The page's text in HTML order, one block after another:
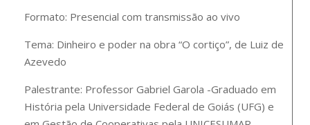
Formato: Presencial com transmissão ao vivo
Tema: Dinheiro e poder na obra “O cortiço”, de Luiz de
Azevedo
Palestrante: Professor Gabriel Garola -Graduado em
História pela Universidade Federal de Goiás (UFG) e